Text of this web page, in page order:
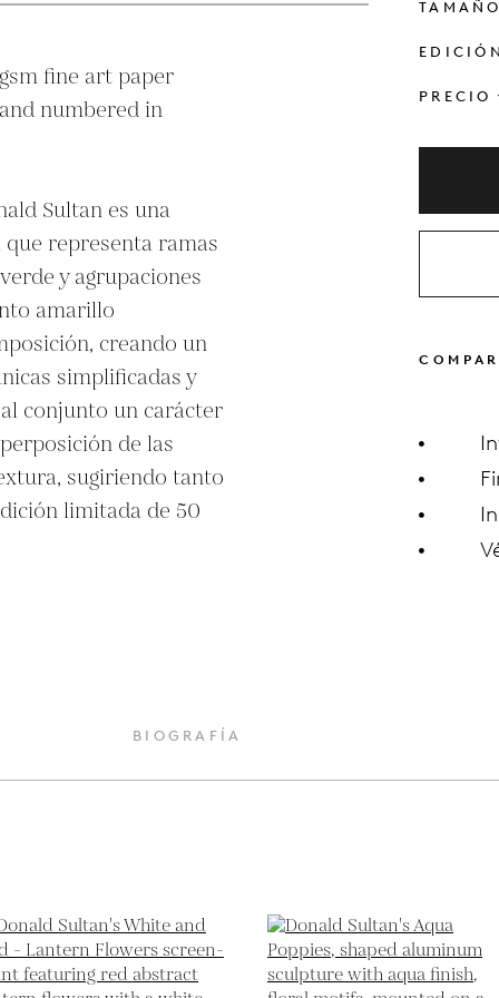
fine art paper
Sultan es una
representa ramas
y agrupaciones
amarillo
creando un
simplificadas y
conjunto un carácter
de las
sugiriendo tanto
limitada de 50
PRECIO
BIOGRAFÍA